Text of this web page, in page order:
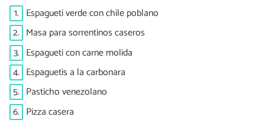
1. Espagueti verde con chile poblano
2. Masa para sorrentinos caseros
3. Espagueti con carne molida
4. Espaguetis a la carbonara
5. Pasticho venezolano
6. Pizza casera